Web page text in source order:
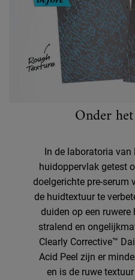
Onder
In de laboratoria van
huidoppervlak getest
doelgerichte pre-serum
de huidtextuur te
duiden op een
stralend en
Clearly Corrective™
Acid Peel zijn er
en is de ruwe